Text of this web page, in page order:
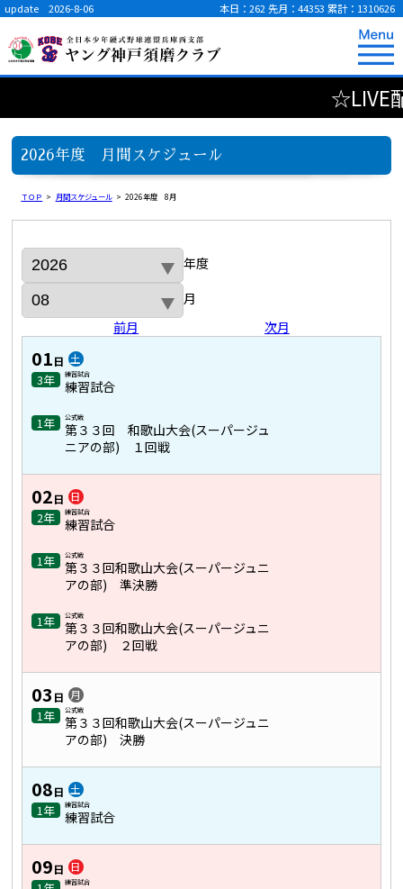
update 2026-8-06 本日：262 先月：44353 累計：1310626
☆LIVE
2026年度 月間スケジュール
ＴＯＰ > 月間スケジュール > 2026年度 8月
年度
月
前月
次月
01日 土
3年 練習試合
練習試合
1年 公式戦
第３３回 和歌山大会(スーパージュ
ニアの部) １回戦
02日 日
2年 練習試合
練習試合
1年 公式戦
第３３回和歌山大会(スーパージュニ
アの部) 準決勝
1年 公式戦
第３３回和歌山大会(スーパージュニ
アの部) ２回戦
03 日 月
1年 公式戦
第３３回和歌山大会(スーパージュニ
アの部) 決勝
08日 土
1年 練習試合
練習試合
09日 日
練習試合